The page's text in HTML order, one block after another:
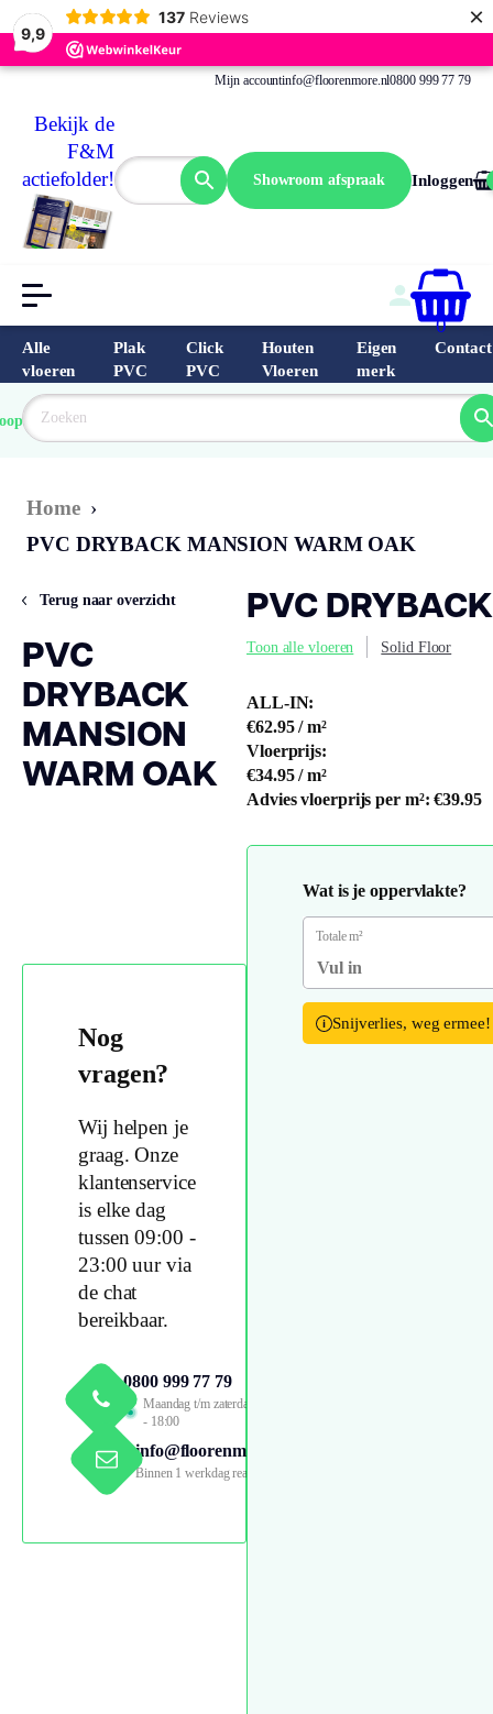
9,9
137 Reviews ×
Mijn accountinfo@floorenmore.nl0800 999 77 79
Bekijk de
F&M
actiefolder!
Showroom afspraak Inloggen
0
Alle
vloeren
Plak
PVC
Click
PVC
Houten
Vloeren
Eigen
merk
Contact
van
Home ›
PVC DRYBACK MANSION WARM OAK
Terug naar overzicht
PVC
DRYBACK
MANSION
WARM OAK
Nog
vragen?
Wij helpen je
graag. Onze
klantenservice
is elke dag
tussen 09:00 -
23:00 uur via
de chat
bereikbaar.
0800 999 77 79
Maandag t/m zaterdag 09:00
- 18:00
info@floorenmore.nl
Binnen 1 werkdag reactie
PVC
Toon alle vloeren Solid Floor
ALL-IN:
€62.95 / m²
Vloerprijs:
€34.95/ m²
Advies vloerprijs per m²: €39.95
Wat is je oppervlakte?
Totale m²
Snijverlies, weg